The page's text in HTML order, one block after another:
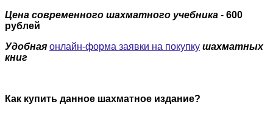
Цена современного шахматного учебника - 600
рублей
Удобная онлайн-форма заявки на покупку шахматных
книг
Как купить данное шахматное издание?